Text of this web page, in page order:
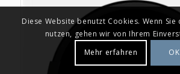
Diese Website benutzt Cookies. Wenn
nutzen, gehen wir von Ihrem
Mehr erfahren
OK